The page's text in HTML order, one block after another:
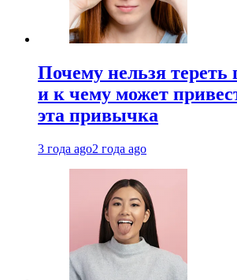
Почему нельзя тереть
и к чему может
эта привычка
3 года ago2 года ago